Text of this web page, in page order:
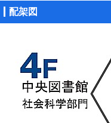
配架図